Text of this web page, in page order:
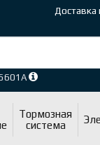
Доставка
Тормозная
система